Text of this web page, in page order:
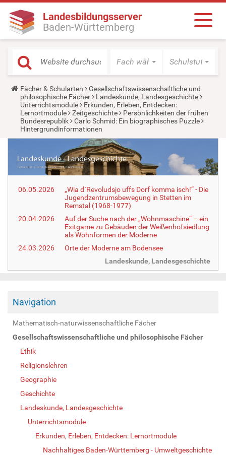
Landesbildungsserver
Baden-Württemberg
Fach wählen Schulstufe
Y
o
u
a
r
e
h
e
:
Fächer & Schularten
Gesellschaftswissenschaftliche und
philosophische Fächer
Landeskunde, Landesgeschichte
Unterrichtsmodule
Erkunden, Erleben, Entdecken:
Lernortmodule
Zeitgeschichte
Persönlichkeiten der frühen
Bundesrepublik
Carlo Schmid: Ein biographisches Puzzle
Hintergrundinformationen
06.05.2026
„Wia d´Revoludsjo uffs Dorf komma isch!“ - Die
Jugendzentrumsbewegung in Stetten im
Remstal (1968-1977)
20.04.2026
Auf der Suche nach der „Wohnmaschine“ – ein
Exitgame zu Gebäuden der Weißenhofsiedlung
als Wohnformen der Moderne
24.03.2026
Orte der Moderne am Bodensee
Landeskunde, Landesgeschichte
Navigation
Mathematisch-naturwissenschaftliche Fächer
Gesellschaftswissenschaftliche und philosophische Fächer
Ethik
Religionslehren
Geographie
Geschichte
Landeskunde, Landesgeschichte
Unterrichtsmodule
Erkunden, Erleben, Entdecken: Lernortmodule
Nachhaltiges Baden-Württemberg - Umweltgeschichte